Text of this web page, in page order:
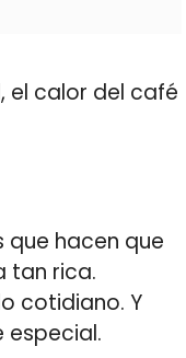
el calor del café
hacen que
tan rica.
cotidiano. Y
especial.